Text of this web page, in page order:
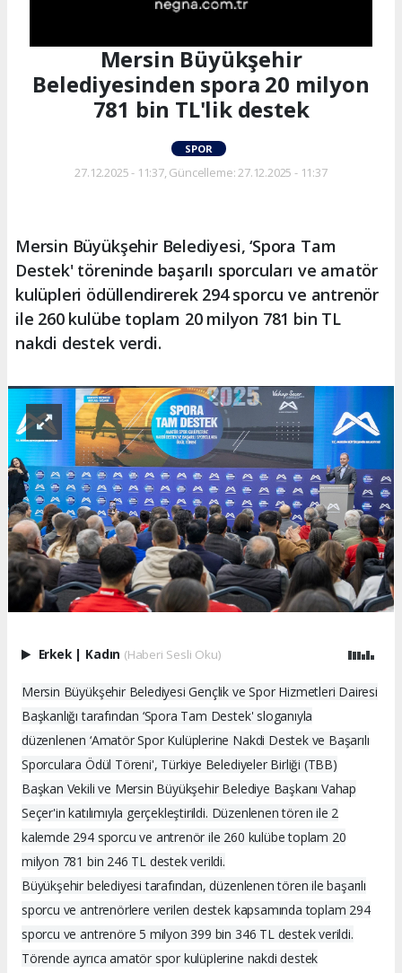
Mersin Büyükşehir
Belediyesinden spora 20 milyon
781 bin TL'lik destek
SPOR
27.12.2025 - 11:37, Güncelleme: 27.12.2025 - 11:37
Mersin Büyükşehir Belediyesi, ‘Spora Tam
Destek' töreninde başarılı sporcuları ve amatör
kulüpleri ödüllendirerek 294 sporcu ve antrenör
ile 260 kulübe toplam 20 milyon 781 bin TL
nakdi destek verdi.
Erkek Kadın (Haberi Sesli Oku)
Mersin Büyükşehir Belediyesi Gençlik ve Spor Hizmetleri Dairesi
Başkanlığı tarafından ‘Spora Tam Destek' sloganıyla
düzenlenen ‘Amatör Spor Kulüplerine Nakdi Destek ve Başarılı
Sporculara Ödül Töreni', Türkiye Belediyeler Birliği (TBB)
Başkan Vekili ve Mersin Büyükşehir Belediye Başkanı Vahap
Seçer'in katılımıyla gerçekleştirildi. Düzenlenen tören ile 2
kalemde 294 sporcu ve antrenör ile 260 kulübe toplam 20
milyon 781 bin 246 TL destek verildi.
Büyükşehir belediyesi tarafından, düzenlenen tören ile başarılı
sporcu ve antrenörlere verilen destek kapsamında toplam 294
sporcu ve antrenöre 5 milyon 399 bin 346 TL destek verildi.
Törende ayrıca amatör spor kulüplerine nakdi destek